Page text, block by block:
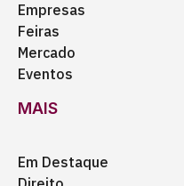
Empresas
Feiras
Mercado
Eventos
MAIS
Em Destaque